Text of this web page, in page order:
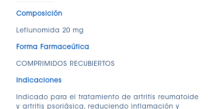
Composición
Leflunomida 20 mg
Forma Farmaceútica
COMPRIMIDOS RECUBIERTOS
Indicaciones
Indicado para el tratamiento de artritis reumatoide
y artritis psoriásica, reduciendo inflamación y